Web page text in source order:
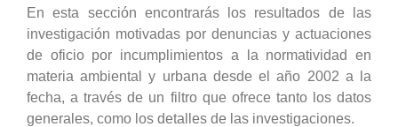
En esta sección encontrarás los resultados de las
investigación motivadas por denuncias y actuaciones
de oficio por incumplimientos a la normatividad en
materia ambiental y urbana desde el año 2002 a la
fecha, a través de un filtro que ofrece tanto los datos
generales, como los detalles de las investigaciones.